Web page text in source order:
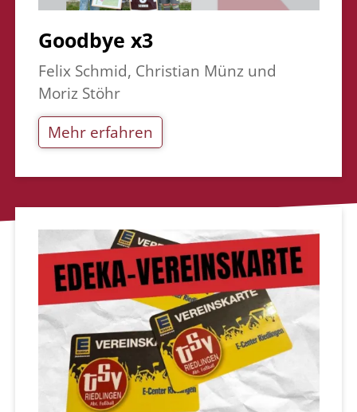
Goodbye x3
Felix Schmid, Christian Münz und
Moriz Stöhr
Mehr erfahren